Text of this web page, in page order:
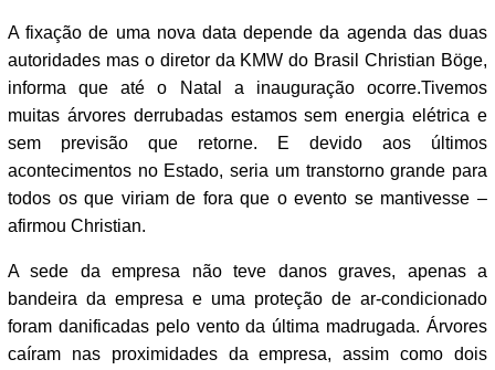
A fixação de uma nova data depende da agenda das duas
autoridades mas o diretor da KMW do Brasil Christian Böge,
informa que até o Natal a inauguração ocorre.Tivemos
muitas árvores derrubadas estamos sem energia elétrica e
sem previsão que retorne. E devido aos últimos
acontecimentos no Estado, seria um transtorno grande para
todos os que viriam de fora que o evento se mantivesse –
afirmou Christian.
A sede da empresa não teve danos graves, apenas a
bandeira da empresa e uma proteção de ar-condicionado
foram danificadas pelo vento da última madrugada. Árvores
caíram nas proximidades da empresa, assim como dois